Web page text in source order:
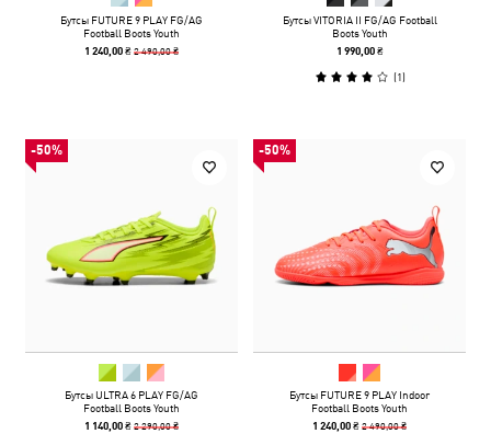
Бутсы FUTURE 9 PLAY FG/AG
Football Boots Youth
1 240,00 ₴2 490,00 ₴
Бутсы VITORIA II FG/AG Football
Boots Youth
1 990,00 ₴
(1)
-50%
Бутсы ULTRA 6 PLAY FG/AG
Football Boots Youth
1 140,00 ₴2 290,00 ₴
-50%
Бутсы FUTURE 9 PLAY Indoor
Football Boots Youth
1 240,00 ₴2 490,00 ₴